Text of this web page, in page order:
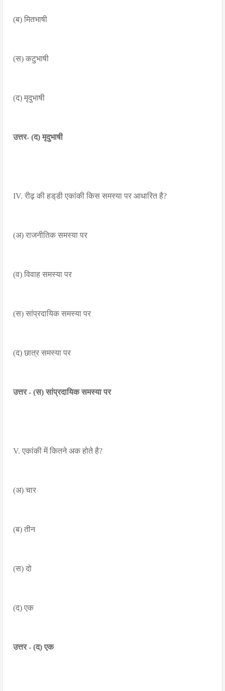
(ब) मितभाषी
(स) कटुभाषी
(द) मृदुभाषी
उत्तर- (द) मृदुभाषी
IV. रीढ़ की हड्‌डी एकांकी किस समस्या पर आधारित है?
(अ) राजनीतिक समस्या पर
(व) विवाह समस्या पर
(स) सांप्रदायिक समस्या पर
(द) छात्र समस्या पर
उत्तर - (स) सांप्रदायिक समस्या पर
V. एकांकी में कितने अक होते है?
(अ) चार
(ब) तीन
(स) दो
(द) एक
उत्तर - (द) एक